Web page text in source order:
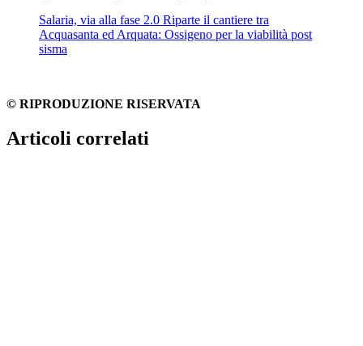
Salaria, via alla fase 2.0 Riparte il cantiere tra
Acquasanta ed Arquata: Ossigeno per la viabilità post
sisma
© RIPRODUZIONE RISERVATA
Articoli correlati